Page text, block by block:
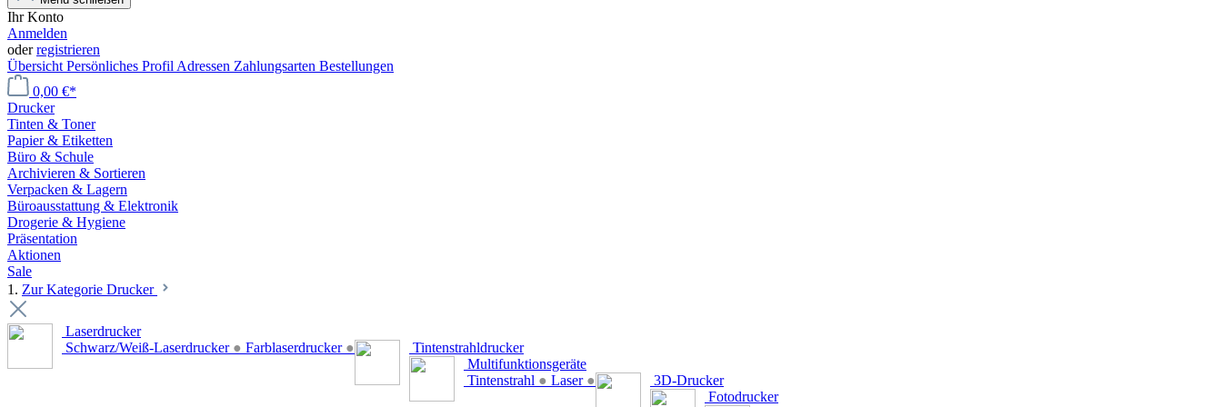
Ihr Konto
Anmelden
oderregistrieren
Übersicht Persönliches Profil Adressen Zahlungsarten Bestellungen
0,00 €*
Drucker
Tinten & Toner
Papier & Etiketten
Büro & Schule
Archivieren & Sortieren
Verpacken & Lagern
Büroausstattung & Elektronik
Drogerie & Hygiene
Präsentation
Aktionen
Sale
1. Zur Kategorie Drucker
Laserdrucker
Schwarz/Weiß-Laserdrucker ● Farblaserdrucker ●
Tintenstrahldrucker
Multifunktionsgeräte
Tintenstrahl ● Laser ●
3D-Drucker
Fotodrucker